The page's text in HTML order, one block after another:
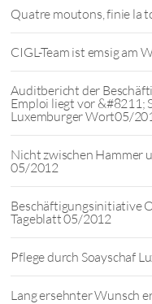
Quatre moutons, finie la
CIGL-Team ist emsig am
Auditbericht der
Emploi liegt vor &#8211;
Luxemburger Wort05/
Nicht zwischen Hammer
05/2012
Beschäftigungsinitiative
Tageblatt 05/2012
Pflege durch Soayschaf
Lang ersehnter Wunsch